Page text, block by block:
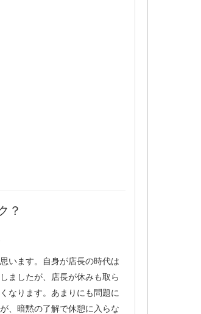
？
います。自身が店長の時代は
ましたが、店長が休みも取ら
なります。あまりにも問題に
、暗黙の了解で休憩に入らな